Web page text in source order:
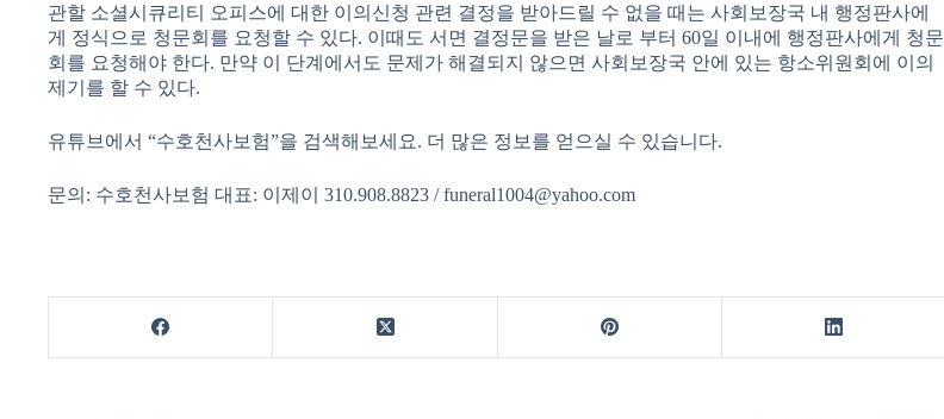
관할 소셜시큐리티 오피스에 대한 이의신청 관련 결정을 받아드릴 수 없을 때는 사회보장국 내 행정판사에
게 정식으로 청문회를 요청할 수 있다. 이때도 서면 결정문을 받은 날로 부터 60일 이내에 행정판사에게 청문
회를 요청해야 한다. 만약 이 단계에서도 문제가 해결되지 않으면 사회보장국 안에 있는 항소위원회에 이의
제기를 할 수 있다.
유튜브에서 “수호천사보험”을 검색해보세요. 더 많은 정보를 얻으실 수 있습니다.
문의: 수호천사보험 대표: 이제이 310.908.8823 / funeral1004@yahoo.com